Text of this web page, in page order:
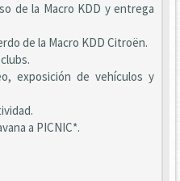
de la Macro KDD y entrega
de la Macro KDD Citroën.
exposición de vehículos y
a PICNIC*.